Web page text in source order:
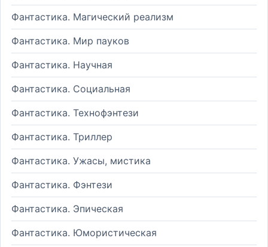
Фантастика. Магический реализм
Фантастика. Мир пауков
Фантастика. Научная
Фантастика. Социальная
Фантастика. Технофэнтези
Фантастика. Триллер
Фантастика. Ужасы, мистика
Фантастика. Фэнтези
Фантастика. Эпическая
Фантастика. Юмористическая